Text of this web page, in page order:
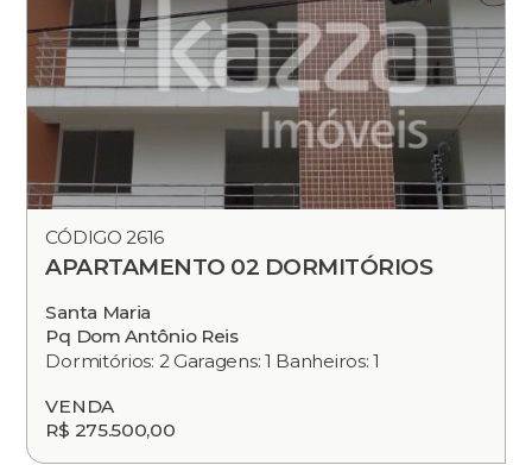
CÓDIGO 2616
APARTAMENTO 02 DORMITÓRIOS
Santa Maria
Pq Dom Antônio Reis
Dormitórios: 2 Garagens: 1 Banheiros: 1
VENDA
R$ 275.500,00